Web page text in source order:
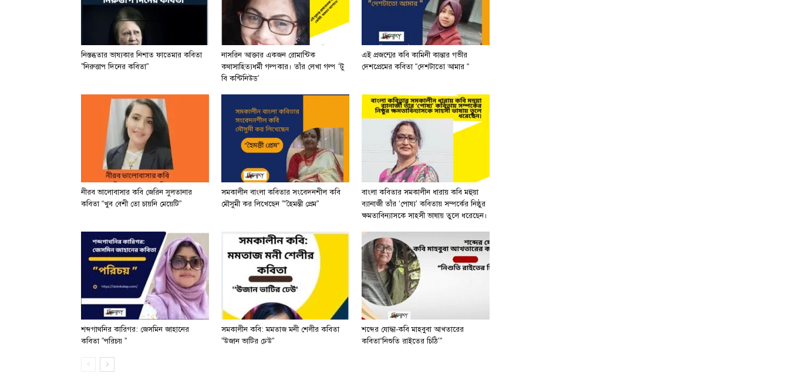
নিস্তব্ধতার ভাষ্যকার নিশাত ফাতেমার কবিতা
”নিরুত্তাপ দিনের কবিতা”
নাসরিন আক্তার একজন রোমান্টিক
কথাসাহিত্যধর্মী গল্পকার। তাঁর লেখা গল্প ‘টু
বি কন্টিনিউড’
এই প্রজন্মের কবি কামিনী কান্তার গভীর
দেশপ্রেমের কবিতা “দেশটাতো আমার “
নীরব ভালোবাসার কবি জেরিন সুলতানার
কবিতা “খুব বেশী তো চায়নি মেয়েটি”
সমকালীন বাংলা কবিতার সংবেদনশীল কবি
মৌসুমী কর লিখেছেন ”“হৈমন্তী প্রেম”
বাংলা কবিতার সমকালীন ধারায় কবি মহুয়া
ব্যানার্জী তাঁর ‘পোষ্য’ কবিতায় সম্পর্কের নিষ্ঠুর
ক্ষমতাবিন্যাসকে সাহসী ভাষায় তুলে ধরেছেন।
শব্দগাথনির কারিগর: জেসমিন জাহানের
কবিতা ”পরিচয় ”
সমকালীন কবি: মমতাজ মনী শেলীর কবিতা
”উজান ভাটির ঢেউ”
শব্দের যোদ্ধা-কবি মাহবুবা আখতারের
কবিতা“নিশুতি রাইতের চিঠি’”